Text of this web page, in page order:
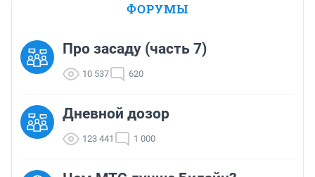
ФОРУМЫ
Про засаду (часть 7)
10 537 620
Дневной дозор
123 441 1 000